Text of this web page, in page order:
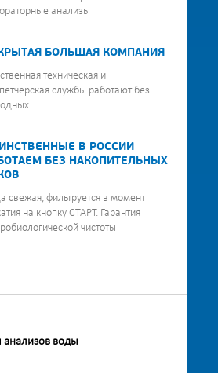
анализы
БОЛЬШАЯ КОМПАНИЯ
техническая и
службы работают без
В РОССИИ
БЕЗ НАКОПИТЕЛЬНЫХ
свежая, фильтруется в момент
на кнопку СТАРТ. Гарантия
чистоты
воды